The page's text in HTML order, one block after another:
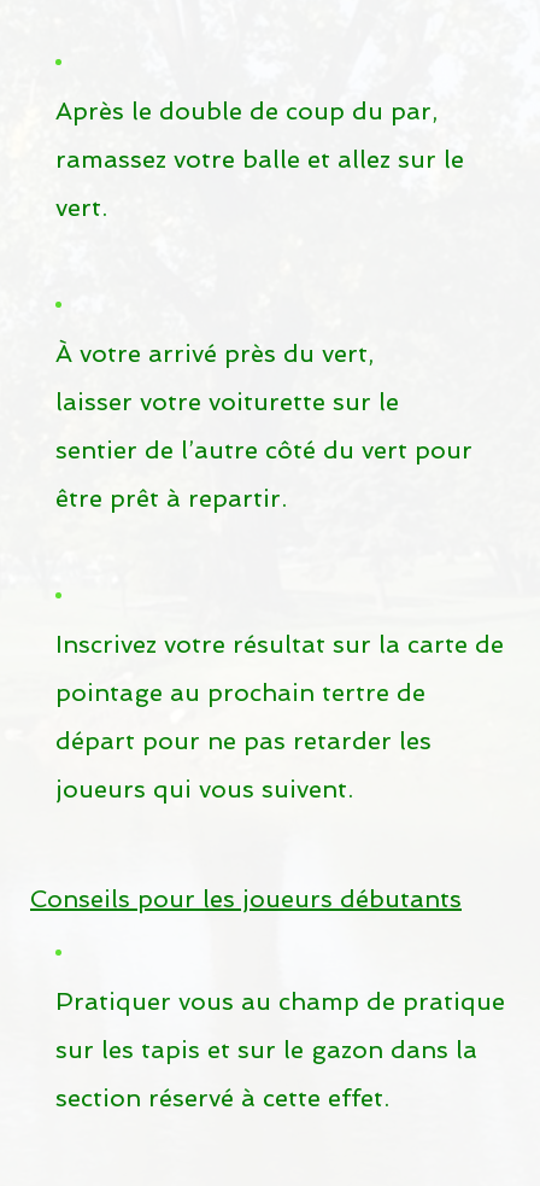
LES CAMPS DE GOLF JUNIOR POUR L’ÉTÉ 2026
Heures d’ouverture
Jours fériés 2026
Événements
Nouvelles du Club
Pourquoi prendre des leçons de golf
Aimez-vous passer du temps au soleil
CONTACTEZ-NOUS
Contactez-nous
Faq
GOLF MINIATURE
ENGLISH
Après le double de coup du par,
ramassez votre balle et allez sur le
vert.
À votre arrivé près du vert,
laisser votre voiturette sur le
sentier de l’autre côté du vert pour
être prêt à repartir.
Inscrivez votre résultat sur la carte de
pointage au prochain tertre de
départ pour ne pas retarder les
joueurs qui vous suivent.
Conseils pour les joueurs débutants
Pratiquer vous au champ de pratique
sur les tapis et sur le gazon dans la
section réservé à cette effet.